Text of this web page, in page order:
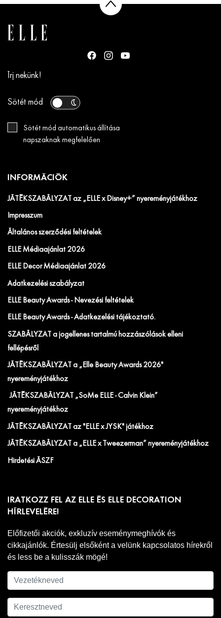
Írj nekünk!
Sötét mód
Sötét mód automatikus állítása
napszaknak megfelelően
INFORMÁCIÓK
JÁTÉKSZABÁLYZAT az „ELLE x Disney+” nyereményjátékhoz
Impresszum
Általános szerződési feltételek
ELLE Médiaajánlat 2026
ELLE Decor Médiaajánlat 2026
Adatkezelési szabályzat
ELLE Beauty Awards - Nevezési feltételek
ELLE Beauty Awards - Adatkezelési tájékoztató.
SZABÁLYZAT a jogellenes tartalmú hozzászólások elleni
fellépésről
JÁTÉKSZABÁLYZAT a „Elle Beauty Awards 2026"
nyereményjátékhoz
JÁTÉKSZABÁLYZAT „SoMe ELLE - Calvin Klein”
nyereményjátékhoz
JÁTÉKSZABÁLYZAT az "ELLE x JYSK" játékhoz
JÁTÉKSZABÁLYZAT a „ELLE x Tweezerman” nyereményjátékhoz
Hirdetési ÁSZF
IRATKOZZ FEL AZ ELLE ÉS ELLE DECORATION
HÍRLEVELÉRE!
Előfizetői akciók, exkluzív eseménymeghívók és
cikkajánlók. Értesülj elsőként a velünk kapcsolatos hírekről
és less be a kulisszák mögé!